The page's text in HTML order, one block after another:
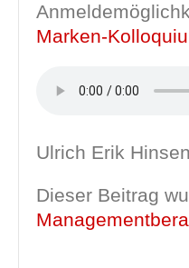
Marken-
Ulrich Erik Hinsen
Dieser Beitrag